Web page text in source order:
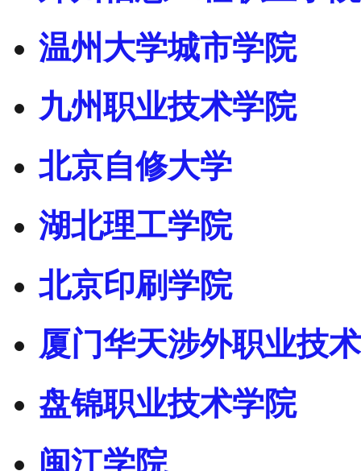
温州大学城市学院
九州职业技术学院
北京自修大学
湖北理工学院
北京印刷学院
厦门华天涉外职业技
盘锦职业技术学院
闽江学院